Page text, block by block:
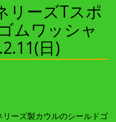
リーズTスポ
ムワッシャ
日)
ーズ製カウルのシールドゴ